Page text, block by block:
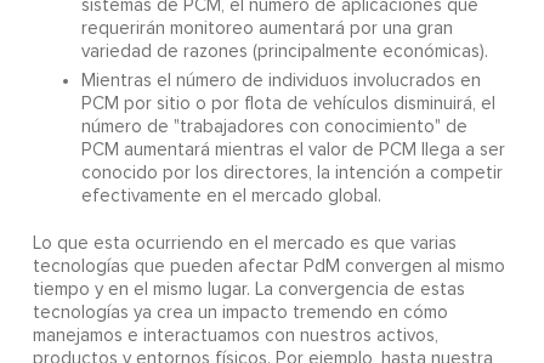
sistemas de PCM, el número de aplicaciones que
requerirán monitoreo aumentará por una gran
variedad de razones (principalmente económicas).
Mientras el número de individuos involucrados en
PCM por sitio o por flota de vehículos disminuirá, el
número de "trabajadores con conocimiento" de
PCM aumentará mientras el valor de PCM llega a ser
conocido por los directores, la intención a competir
efectivamente en el mercado global.
Lo que esta ocurriendo en el mercado es que varias
tecnologías que pueden afectar PdM convergen al mismo
tiempo y en el mismo lugar. La convergencia de estas
tecnologías ya crea un impacto tremendo en cómo
manejamos e interactuamos con nuestros activos,
productos y entornos físicos. Por ejemplo, hasta nuestra